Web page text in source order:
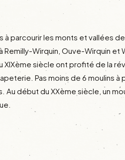
parcourir les monts et vallées de
Wirquin, Ouve-Wirquin et
XIXème siècle ont profité de la
Pas moins de 6 moulins à
début du XXème siècle, un